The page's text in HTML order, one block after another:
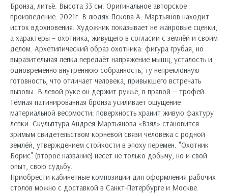
Бронза, литьё. Высота 33 см. Оригинальное авторское
произведение. 2021г. В людях Пскова А. Мартьянов находит
исток вдохновения. Художник показывает не жанровые сценки,
а характеры – охотника, живущего в согласии с землёй и своим
делом. Архетипический образ охотника: фигура грубая, но
выразительная лепка передаёт напряжение мышц, усталость и
одновременно внутреннюю собранность, ту непреклонную
готовность, что отличает человека, привыкшего встречать
вызовы. В левой руке он держит ружьё, в правой — трофей.
Тёмная патинированная бронза усиливает ощущение
материальной весомости: поверхность хранит живую фактуру
лепки. Скульптура Андрея Мартьянова «Взял» становится
зримым свидетельством корневой связи человека с родной
землёй, утверждением стойкости в эпоху перемен. "Охотник
Борис" (второе название) несёт не только добычу, но и свой
опыт, свою судьбу.
Приобрести кабинетные композиции для оформления рабочих
столов можно с доставкой в Санкт-Петербурге и Москве.